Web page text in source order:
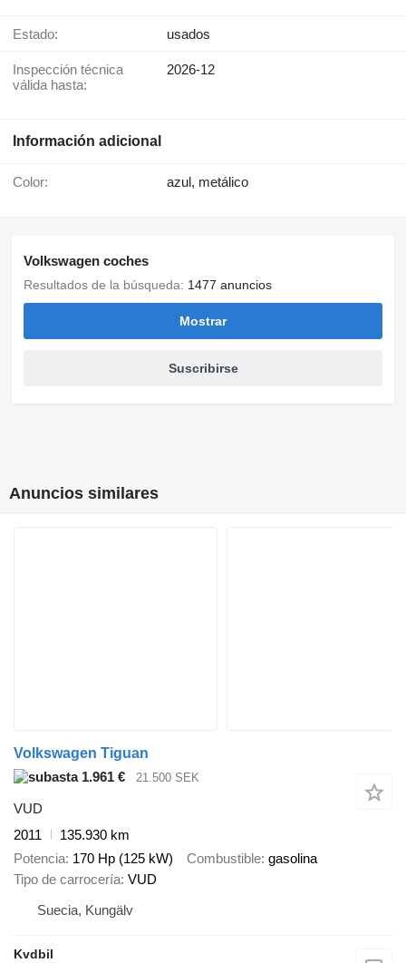
Estado: usados
Inspección técnica
válida hasta:
2026-12
Información adicional
Color: azul, metálico
Volkswagen coches
Resultados de la búsqueda: 1477 anuncios
Mostrar
Suscribirse
Anuncios similares
Volkswagen Tiguan
1.961 €
21.500 SEK
VUD
2011
135.930 km
Potencia 170 Hp (125 kW) Combustible gasolina
Tipo de carrocería VUD
Suecia, Kungälv
Kvdbil